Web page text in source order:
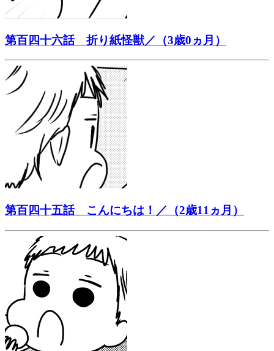
第百四十六話 折り紙怪獣／（3歳0ヵ月）
第百四十五話 こんにちは！／（2歳11ヵ月）